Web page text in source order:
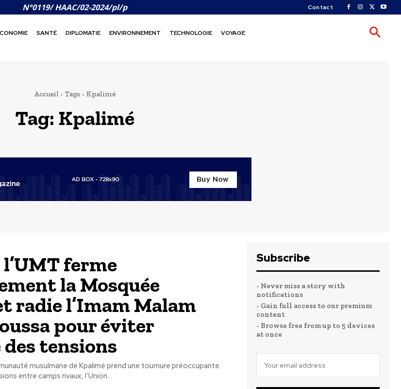
N°0119/ HAAC/02-2024/pl/p Contact
SANTÉ DIPLOMATIE ENVIRONNEMENT TECHNOLOGIE VOYAGE
Accueil Tags Kpalimé
Tag: Kpalimé
ferme
la Mosquée
radie l’Imam Malam
pour éviter
des tensions
musulmane de Kpalimé prend une tournure préoccupante.
entre camps rivaux, l’Union...
Subscribe
- Never miss a story with
notifications
- Gain full access to our premium
content
- Browse free from up to 5 devices
at once